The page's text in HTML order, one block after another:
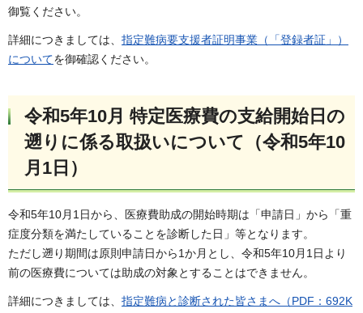
御覧ください。
詳細につきましては、 指定難病要支援者証明事業（「登録者証」）
についてを御確認ください。
令和5年10月 特定医療費の支給開始日の
遡りに係る取扱いについて（令和5年10
月1日）
令和5年10月1日から、医療費助成の開始時期は「申請日」から「重
症度分類を満たしていることを診断した日」等となります。
ただし遡り期間は原則申請日から1か月とし、令和5年10月1日より
前の医療費については助成の対象とすることはできません。
詳細につきましては、 指定難病と診断された皆さまへ（PDF：692K